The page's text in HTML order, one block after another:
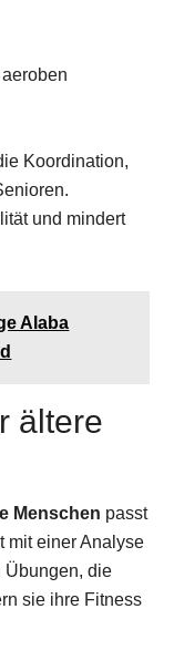
Koordination,
und mindert
Alaba
ältere
Menschen passt
mit einer Analyse
Übungen, die
sie ihre Fitness